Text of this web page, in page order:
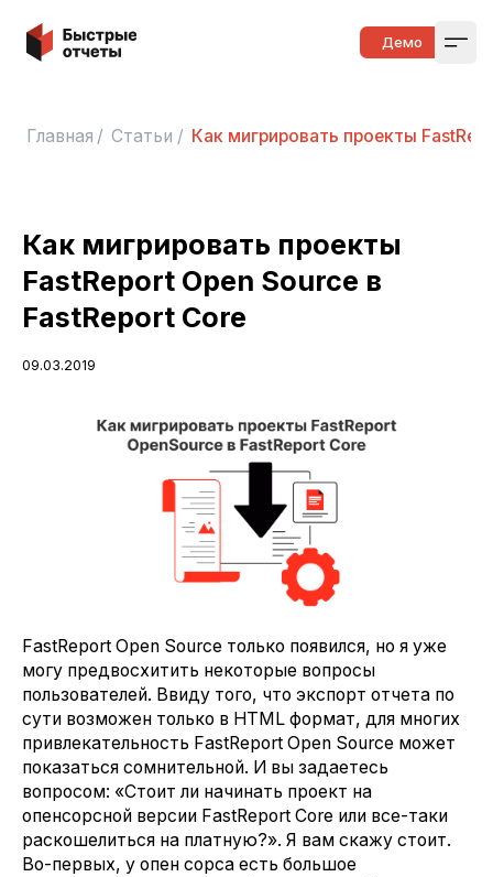
Быстрые отчеты Демо
Главная / Статьи / Как мигрировать проекты
Как мигрировать проекты
FastReport Open Source в
FastReport Core
09.03.2019
FastReport Open Source только появился, но я уже
могу предвосхитить некоторые вопросы
пользователей. Ввиду того, что экспорт отчета по
сути возможен только в HTML формат, для многих
привлекательность FastReport Open Source может
показаться сомнительной. И вы задаетесь
вопросом: «Стоит ли начинать проект на
опенсорсной версии FastReport Core или все-таки
раскошелиться на платную?». Я вам скажу стоит.
Во-первых, у опен сорса есть большое